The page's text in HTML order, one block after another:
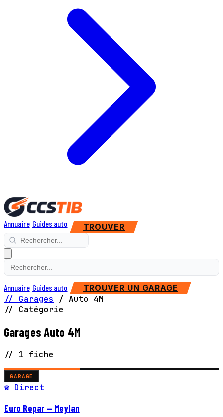
Annuaire Guides auto TROUVER
Annuaire Guides auto TROUVER UN GARAGE
// Garages / Auto 4M
// Catégorie
Garages Auto 4M
// 1 fiche
GARAGE
☎ Direct
Euro Repar — Meylan